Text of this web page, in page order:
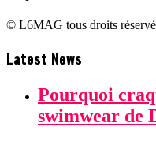
© L6MAG tous droits
Latest News
Pourquoi
swimwear de